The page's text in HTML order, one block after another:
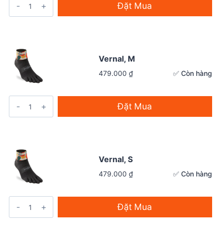
Đặt Mua
Vernal, M
479.000 ₫ ✅ Còn hàng
Đặt Mua
Vernal, S
479.000 ₫ ✅ Còn hàng
Đặt Mua